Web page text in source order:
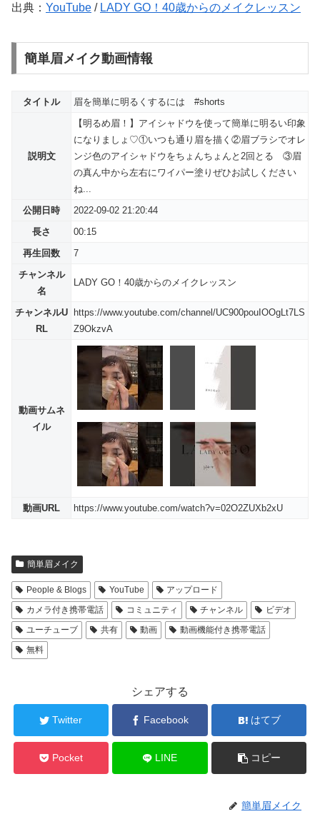
出典： YouTube / LADY GO！40歳からのメイクレッスン
簡単眉メイク動画情報
タイトル 眉を簡単に明るくするには #shorts
説明文
【明るめ眉！】アイシャドウを使って簡単に明るい印象
になりましょ♡①いつも通り眉を描く②眉ブラシでオレ
ンジ色のアイシャドウをちょんちょんと2回とる ③眉
の真ん中から左右にワイパー塗りぜひお試しください
ね...
公開日時
2022-09-02 21:20:44
長さ
00:15
再生回数
7
チャンネル
名
LADY GO！40歳からのメイクレッスン
チャンネルU
RL
https://www.youtube.com/channel/UC900pouIOOgLt7LS
Z9OkzvA
動画サムネ
イル
動画URL https://www.youtube.com/watch?v=02O2ZUXb2xU
簡単眉メイク
People & Blogs YouTube
アップロード
カメラ付き携帯電話
コミュニティ チャンネル
ビデオ
ユーチューブ
共有 動画
動画機能付き携帯電話
無料
シェアする
Twitter Facebook はてブ
Pocket LINE コピー
簡単眉メイク